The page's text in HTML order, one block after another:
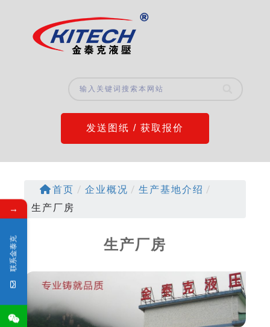
发送图纸 / 获取报价
首页 / 企业概况 / 生产基地介绍 /
生产厂房
生产厂房
→
联系金泰克